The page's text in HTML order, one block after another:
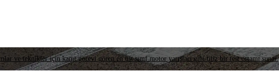
ve teknikler için kanıt görevi gören en üst sınıf motor yarışları gibi titiz bir test ortamı sunar.